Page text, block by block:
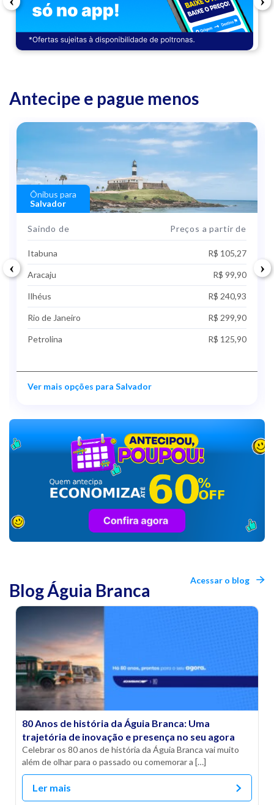
Antecipe e pague menos
Ônibus para
Salvador
Saindo de Preços a partir de
Itabuna R$ 105,27
Aracaju R$ 99,90
Ilhéus R$ 240,93
Rio de Janeiro R$ 299,90
Petrolina R$ 125,90
Ver mais opções para Salvador
‹ ›
Blog Águia Branca Acessar o blog
80 Anos de história da Águia Branca: Uma
trajetória de inovação e presença no seu agora
Celebrar os 80 anos de história da Águia Branca vai muito
além de olhar para o passado ou comemorar a […]
Ler mais